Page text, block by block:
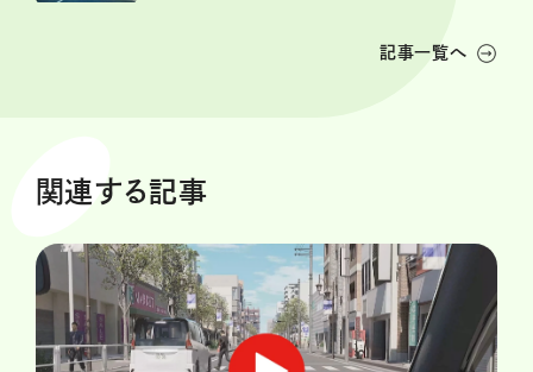
記事一覧へ
関連する記事